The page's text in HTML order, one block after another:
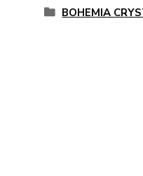
BOHEMIA